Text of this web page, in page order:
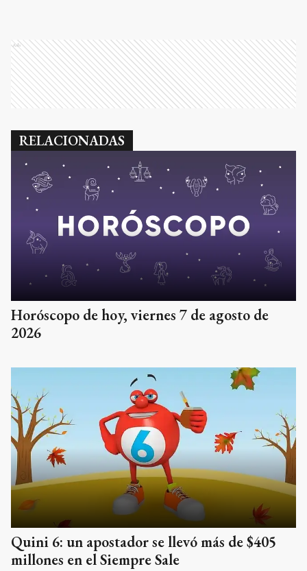
Ads
RELACIONADAS
Horóscopo de hoy, viernes 7 de agosto de
2026
Quini 6: un apostador se llevó más de $405
millones en el Siempre Sale